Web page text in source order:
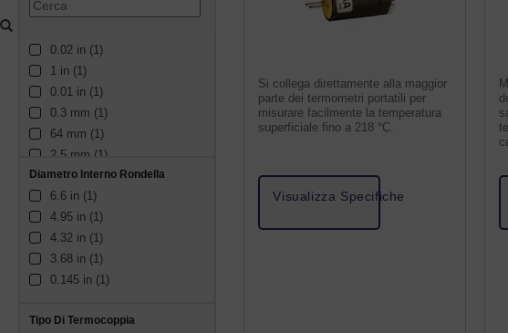
0.02 in (1)
1 in (1)
0.01 in (1)
0.3 mm (1)
64 mm (1)
2.5 mm (1)
0.29 in (1)
4.3 in (1)
0.098 in (1)
7.4 mm (1)
Diametro Interno Rondella
6.6 in (1)
4.95 in (1)
4.32 in (1)
3.68 in (1)
0.145 in (1)
Tipo Di Termocoppia
Si collega direttamente alla maggior
parte dei termometri portatili per
misurare facilmente la temperatura
superficiale fino a 218 °C.
Visualizza Specifiche